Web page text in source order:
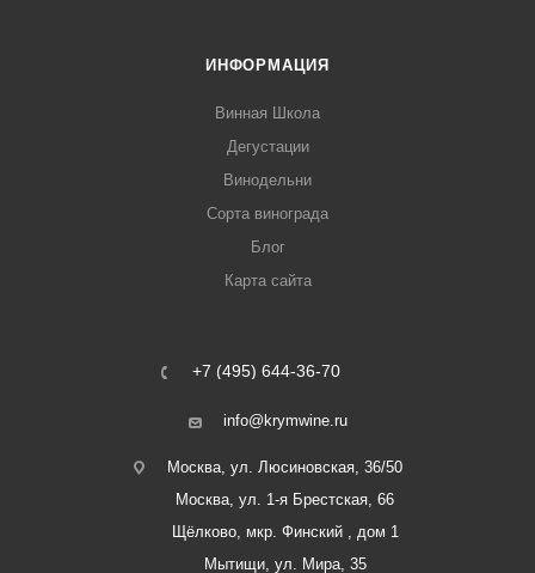
ИНФОРМАЦИЯ
Винная Школа
Дегустации
Винодельни
Сорта винограда
Блог
Карта сайта
+7 (495) 644-36-70
info@krymwine.ru
Москва, ул. Люсиновская, 36/50
Москва, ул. 1-я Брестская, 66
Щёлково, мкр. Финский , дом 1
Мытищи, ул. Мира, 35